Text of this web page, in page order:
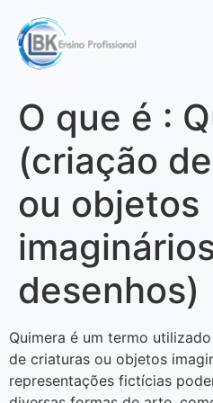
O que é :
(criação
ou objetos
desenhos)
Quimera é um termo
de criaturas ou objetos
representações fictícias